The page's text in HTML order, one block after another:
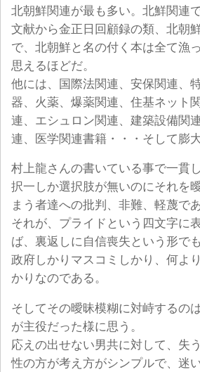
北朝鮮関連が最も多い。北鮮関連
文献から金正日回顧録の類、北朝
で、北朝鮮と名の付く本は全て漁
思えるほどだ。
他には、国際法関連、安保関連、
器、火薬、爆薬関連、住基ネット
連、エシュロン関連、建築設備関
連、医学関連書籍・・・そして膨
村上龍さんの書いている事で一貫
択一しか選択肢が無いのにそれを
まう者達への批判、非難、軽蔑であ
それが、プライドという四文字に
ば、裏返しに自信喪失という形で
政府しかりマスコミしかり、何よ
かりなのである。
そしてその曖昧模糊に対峙するの
が主役だった様に思う。
応えの出せない男共に対して、失
性の方が考え方がシンプルで、迷